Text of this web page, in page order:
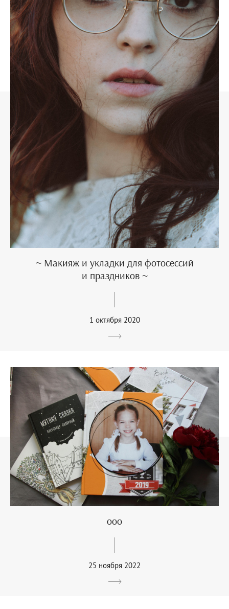
~ Макияж и укладки для фотосессий
и праздников ~
1 октября 2020
ооо
25 ноября 2022